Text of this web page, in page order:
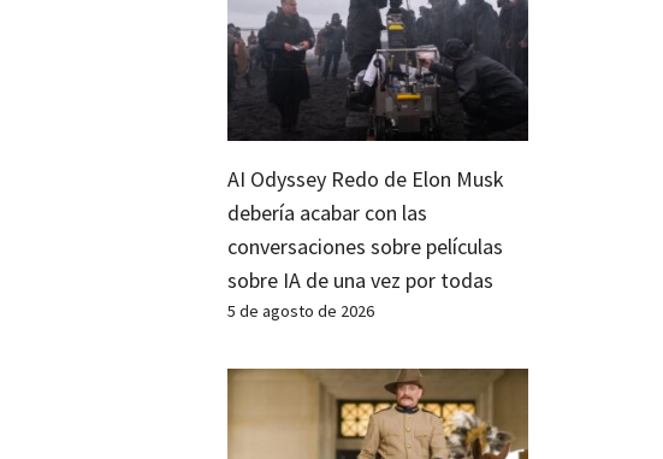
AI Odyssey Redo de Elon Musk
debería acabar con las
conversaciones sobre películas
sobre IA de una vez por todas
5 de agosto de 2026